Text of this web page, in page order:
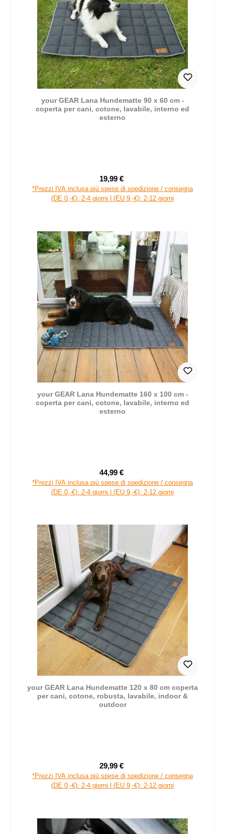
your GEAR Lana Hundematte 90 x 60 cm -
coperta per cani, cotone, lavabile, interno ed
esterno
Prezzo di vendita:
19,99 €
*Prezzi IVA inclusa più spese di spedizione / consegna
(DE 0,-€): 2-4 giorni | (EU 9,-€): 2-12 giorni
your GEAR Lana Hundematte 160 x 100 cm -
coperta per cani, cotone, lavabile, interno ed
esterno
Prezzo di vendita:
44,99 €
*Prezzi IVA inclusa più spese di spedizione / consegna
(DE 0,-€): 2-4 giorni | (EU 9,-€): 2-12 giorni
your GEAR Lana Hundematte 120 x 80 cm coperta
per cani, cotone, robusta, lavabile, indoor &
outdoor
Prezzo di vendita:
29,99 €
*Prezzi IVA inclusa più spese di spedizione / consegna
(DE 0,-€): 2-4 giorni | (EU 9,-€): 2-12 giorni